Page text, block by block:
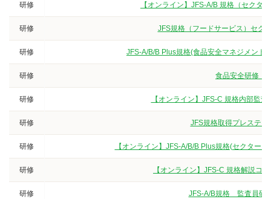
研修 【オンライン】JFS-A/B 規格（セクタ
研修 JFS規格（フードサービス）セク
研修 JFS-A/B/B Plus規格(食品安全マネジメント
研修 食品安全研修（
研修 【オンライン】JFS-C 規格内部監
研修 JFS規格取得プレステ
研修 【オンライン】JFS-A/B/B Plus規格(セクタ
研修 【オンライン】JFS-C 規格解説コ
研修 JFS-A/B規格 監査員研